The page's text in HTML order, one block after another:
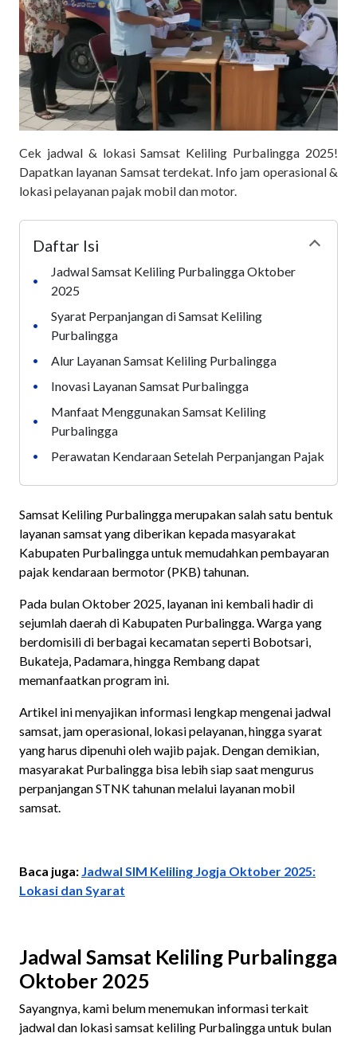
Cek jadwal & lokasi Samsat Keliling Purbalingga 2025!
Dapatkan layanan Samsat terdekat. Info jam operasional &
lokasi pelayanan pajak mobil dan motor.
Daftar Isi
•
Jadwal Samsat Keliling Purbalingga Oktober
2025
•
Syarat Perpanjangan di Samsat Keliling
Purbalingga
• Alur Layanan Samsat Keliling Purbalingga
• Inovasi Layanan Samsat Purbalingga
•
Manfaat Menggunakan Samsat Keliling
Purbalingga
• Perawatan Kendaraan Setelah Perpanjangan Pajak
Samsat Keliling Purbalingga merupakan salah satu bentuk
layanan samsat yang diberikan kepada masyarakat
Kabupaten Purbalingga untuk memudahkan pembayaran
pajak kendaraan bermotor (PKB) tahunan.
Pada bulan Oktober 2025, layanan ini kembali hadir di
sejumlah daerah di Kabupaten Purbalingga. Warga yang
berdomisili di berbagai kecamatan seperti Bobotsari,
Bukateja, Padamara, hingga Rembang dapat
memanfaatkan program ini.
Artikel ini menyajikan informasi lengkap mengenai jadwal
samsat, jam operasional, lokasi pelayanan, hingga syarat
yang harus dipenuhi oleh wajib pajak. Dengan demikian,
masyarakat Purbalingga bisa lebih siap saat mengurus
perpanjangan STNK tahunan melalui layanan mobil
samsat.
Baca juga: Jadwal SIM Keliling Jogja Oktober 2025:
Lokasi dan Syarat
Jadwal Samsat Keliling Purbalingga
Oktober 2025
Sayangnya, kami belum menemukan informasi terkait
jadwal dan lokasi samsat keliling Purbalingga untuk bulan